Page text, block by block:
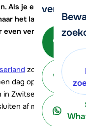
verder!
Als je erover
het land van de
even verder.
zo geweldig
dag op de pistes.
Zwitserland een
af met onze